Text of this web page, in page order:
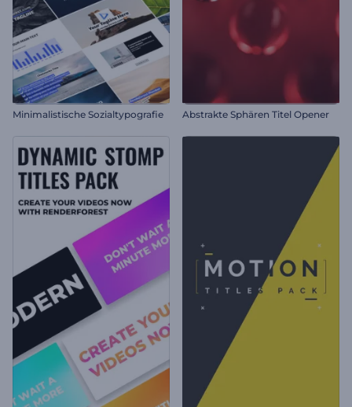
Minimalistische Sozialtypografie Abstrakte Sphären Titel Opener